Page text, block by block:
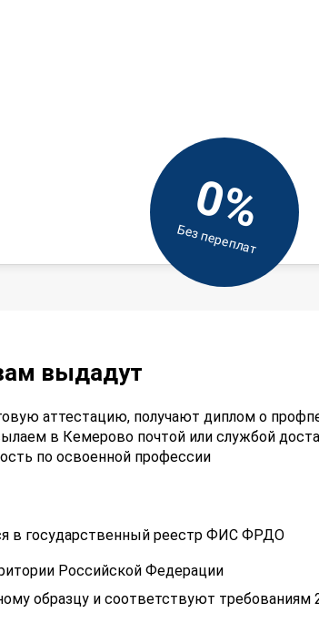
0%
Без переплат
выдадут
аттестацию, получают диплом о
в Кемерово почтой или службой
по освоенной профессии
в государственный реестр ФИС ФРДО
Российской Федерации
образцу и соответствуют требованиям